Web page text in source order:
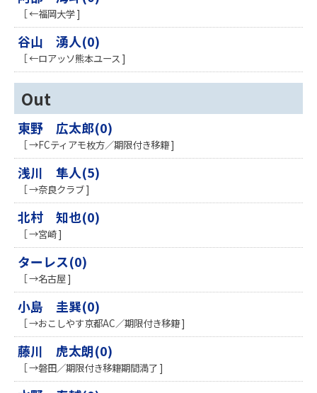
［ ←福岡大学 ]
谷山 湧人(0)
［ ←ロアッソ熊本ユース ]
Out
東野 広太郎(0)
［ →FCティアモ枚方／期限付き移籍 ]
浅川 隼人(5)
［ →奈良クラブ ]
北村 知也(0)
［ →宮崎 ]
ターレス(0)
［ →名古屋 ]
小島 圭巽(0)
［ →おこしやす京都AC／期限付き移籍 ]
藤川 虎太朗(0)
［ →磐田／期限付き移籍期間満了 ]